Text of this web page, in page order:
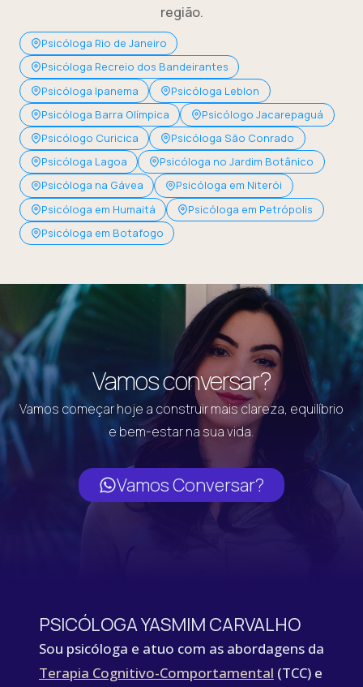
região.
Psicóloga Rio de Janeiro
Psicóloga Recreio dos Bandeirantes
Psicóloga Ipanema
Psicóloga Leblon
Psicóloga Barra Olímpica
Psicólogo Jacarepaguá
Psicólogo Curicica
Psicóloga São Conrado
Psicóloga Lagoa
Psicóloga no Jardim Botânico
Psicóloga na Gávea
Psicóloga em Niterói
Psicóloga em Humaitá
Psicóloga em Petrópolis
Psicóloga em Botafogo
Vamos conversar?
Vamos começar hoje a construir mais clareza, equilíbrio
e bem-estar na sua vida.
Vamos Conversar?
PSICÓLOGA YASMIM CARVALHO
Sou psicóloga e atuo com as abordagens da
Terapia Cognitivo-Comportamental (TCC) e